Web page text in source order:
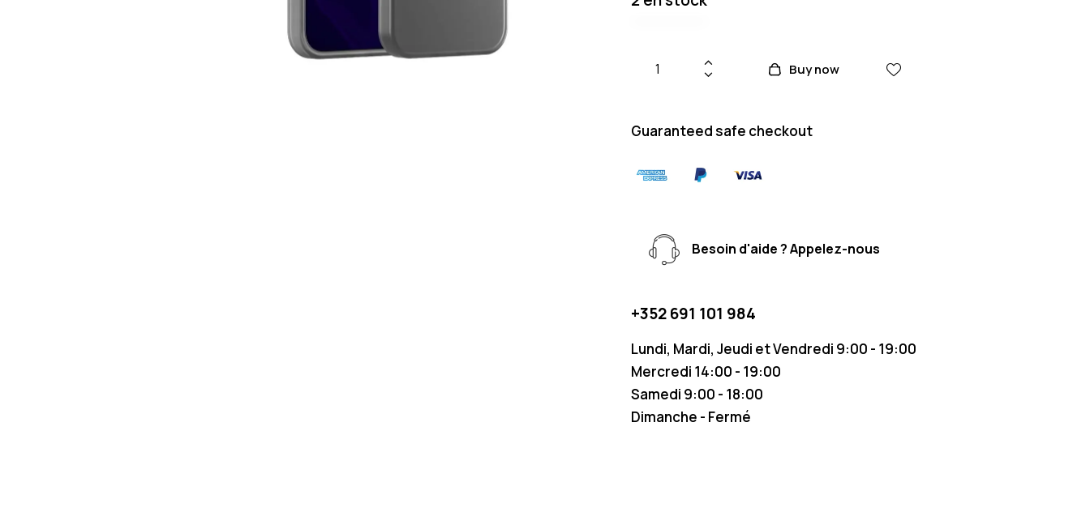
Buy now
Guaranteed safe checkout
Besoin d'aide ? Appelez-nous
+352 691 101 984
Lundi, Mardi, Jeudi et Vendredi 9:00 - 19:00
Mercredi 14:00 - 19:00
Samedi 9:00 - 18:00
Dimanche - Fermé